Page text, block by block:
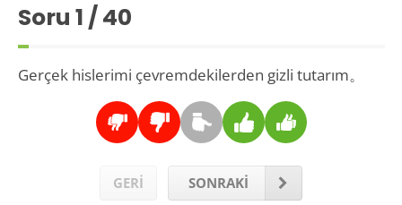
Soru 1 / 40
Gerçek hislerimi çevremdekilerden gizli tutarım。
GERİ SONRAKİ